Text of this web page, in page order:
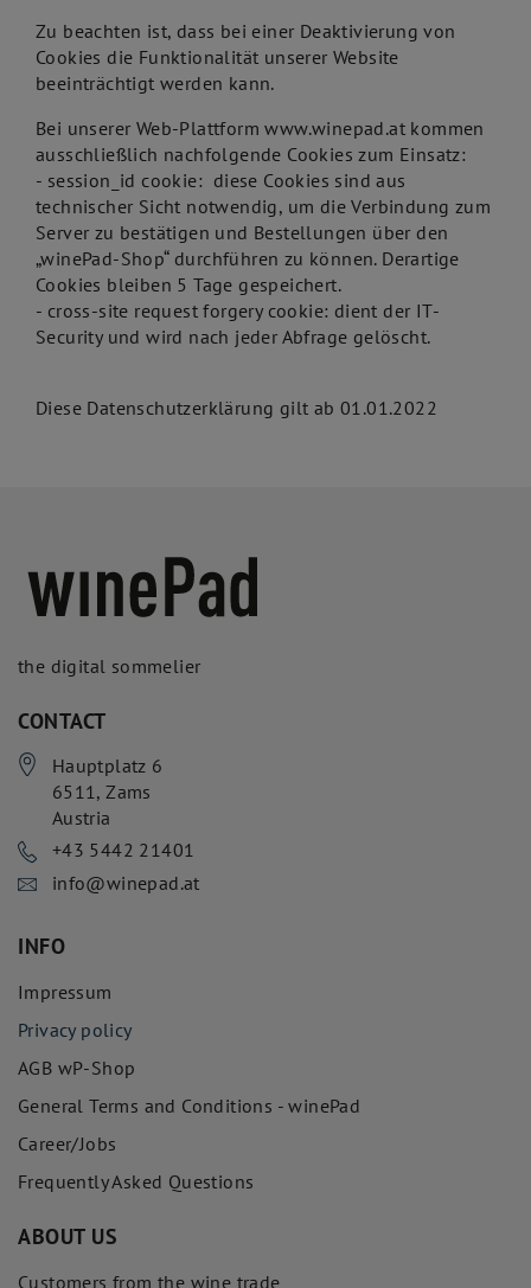
Zu beachten ist, dass bei einer Deaktivierung von
Cookies die Funktionalität unserer Website
beeinträchtigt werden kann.
Bei unserer Web-Plattform www.winepad.at kommen
ausschließlich nachfolgende Cookies zum Einsatz:
- session_id cookie: diese Cookies sind aus
technischer Sicht notwendig, um die Verbindung zum
Server zu bestätigen und Bestellungen über den
„winePad-Shop“ durchführen zu können. Derartige
Cookies bleiben 5 Tage gespeichert.
- cross-site request forgery cookie: dient der IT-
Security und wird nach jeder Abfrage gelöscht.
Diese Datenschutzerklärung gilt ab 01.01.2022
the digital sommelier
CONTACT
Hauptplatz 6
6511,Zams
Austria
+43 5442 21401
info@winepad.at
INFO
Impressum
Privacy policy
AGB wP-Shop
General Terms and Conditions - winePad
Career/Jobs
Frequently Asked Questions
ABOUT US
Customers from the wine trade